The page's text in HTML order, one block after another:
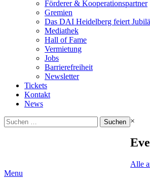
Förderer & Kooperationspartner
Gremien
Das DAI Heidelberg feiert
Mediathek
Hall of Fame
Vermietung
Jobs
Barrierefreiheit
Newsletter
Tickets
Kontakt
News
Suchen
nach:
×
Alle
Menu